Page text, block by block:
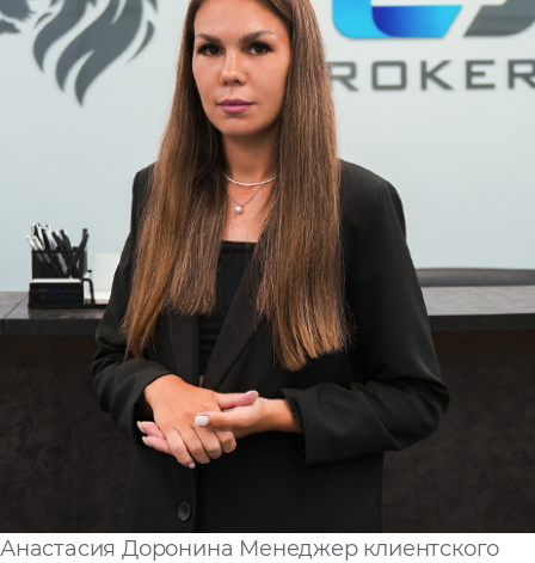
Анастасия Доронина Менеджер клиентского